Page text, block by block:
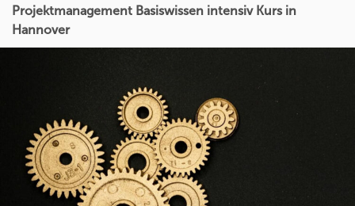
Projektmanagement Basiswissen intensiv Kurs in
Hannover